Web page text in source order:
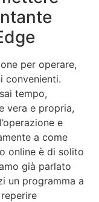
per operare,
convenienti.
tempo,
vera e propria,
e
a come
online è di solito
già parlato
un programma a